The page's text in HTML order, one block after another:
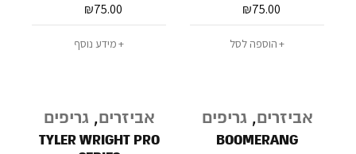
₪75.00
הוספה לסל
₪75.00
מידע נוסף
אביזרים, גריפים
BOOMERANG
אביזרים, גריפים
TYLER WRIGHT PRO